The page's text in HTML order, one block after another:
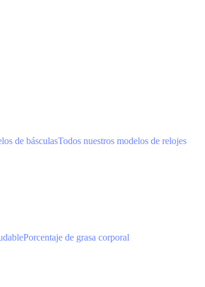
de básculasTodos nuestros modelos de relojes
Porcentaje de grasa corporal